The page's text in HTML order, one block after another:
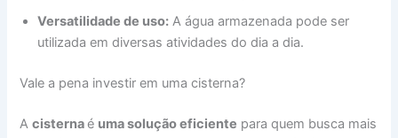
Versatilidade de uso: A água armazenada pode ser
utilizada em diversas atividades do dia a dia.
Vale a pena investir em uma cisterna?
Acisternaé uma solução eficiente para quem busca mais